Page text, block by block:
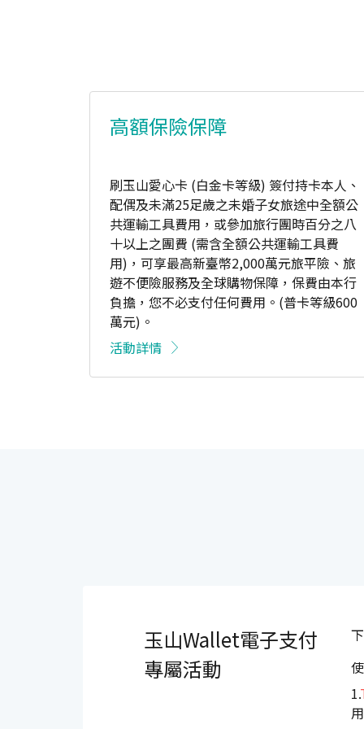
高額保險保障
刷玉山愛心卡 (白金卡等級) 簽付持卡本人、
配偶及未滿25足歲之未婚子女旅途中全額公
共運輸工具費用，或參加旅行團時百分之八
十以上之團費 (需含全額公共運輸工具費
用)，可享最高新臺幣2,000萬元旅平險、旅
遊不便險服務及全球購物保障，保費由本行
負擔，您不必支付任何費用。(普卡等級600
萬元)。
保費由本行負擔，您不必支付任何費用！
活動詳情
玉山Wallet電子支付
專屬活動
1.